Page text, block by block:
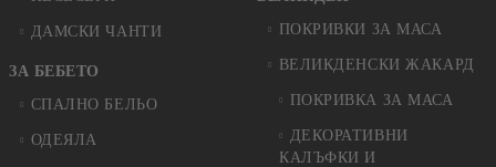
ДАМСКИ ЧАНТИ
ЗА БЕБЕТО
СПАЛНО БЕЛЬО
ОДЕЯЛА
ПОКРИВКИ ЗА МАСА
ВЕЛИКДЕНСКИ ЖАКАРД
ПОКРИВКА ЗА МАСА
ДЕКОРАТИВНИ
КАЛЪФКИ И